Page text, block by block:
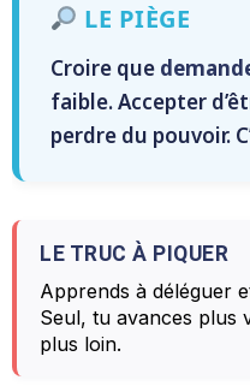
LE PIÈGE
Croire que
faible. Accepter
perdre du pouvoir.
LE TRUC À PIQUER
Apprends à déléguer
Seul, tu avances plus
plus loin.